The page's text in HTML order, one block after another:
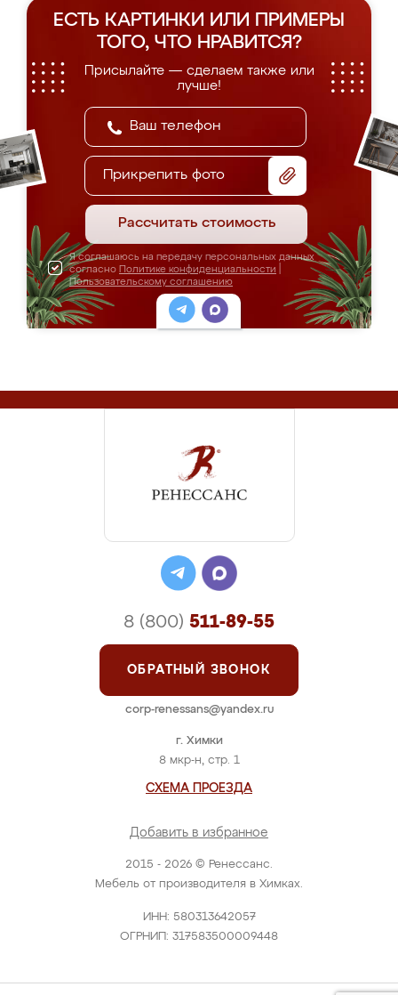
ЕСТЬ КАРТИНКИ ИЛИ ПРИМЕРЫ
ТОГО, ЧТО НРАВИТСЯ?
Присылайте — сделаем также или
лучше!
Прикрепить фото
Рассчитать стоимость
Я соглашаюсь на передачу персональных данных
согласно Политике конфиденциальности
Пользовательскому соглашению
2015 - 2026 © Ренессанс.
Мебель от производителя в Химках.
ИНН: 580313642057
ОГРНИП: 317583500009448
г. Химки
8 мкр-н, стр. 1
СХЕМА ПРОЕЗДА
Добавить в избранное
8 (800) 511-89-55
ОБРАТНЫЙ ЗВОНОК
corp-renessans@yandex.ru